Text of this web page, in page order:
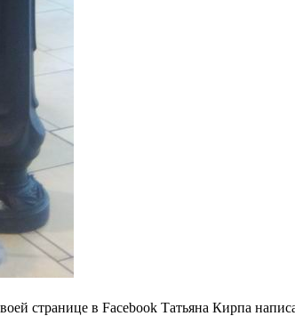
странице в Facebook Татьяна Кирпа